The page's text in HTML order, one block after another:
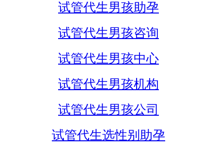
试管代生男孩助孕
试管代生男孩咨询
试管代生男孩中心
试管代生男孩机构
试管代生男孩公司
试管代生选性别助孕